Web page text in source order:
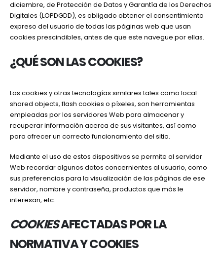
diciembre, de Protección de Datos y Garantía de los Derechos
Digitales (LOPDGDD), es obligado obtener el consentimiento
expreso del usuario de todas las páginas web que usan
cookies prescindibles, antes de que este navegue por ellas.
¿QUÉ SON LAS COOKIES?
Las cookies y otras tecnologías similares tales como local
shared objects, flash cookies o píxeles, son herramientas
empleadas por los servidores Web para almacenar y
recuperar información acerca de sus visitantes, así como
para ofrecer un correcto funcionamiento del sitio.
Mediante el uso de estos dispositivos se permite al servidor
Web recordar algunos datos concernientes al usuario, como
sus preferencias para la visualización de las páginas de ese
servidor, nombre y contraseña, productos que más le
interesan, etc.
COOKIESAFECTADAS POR LA
NORMATIVA Y COOKIES